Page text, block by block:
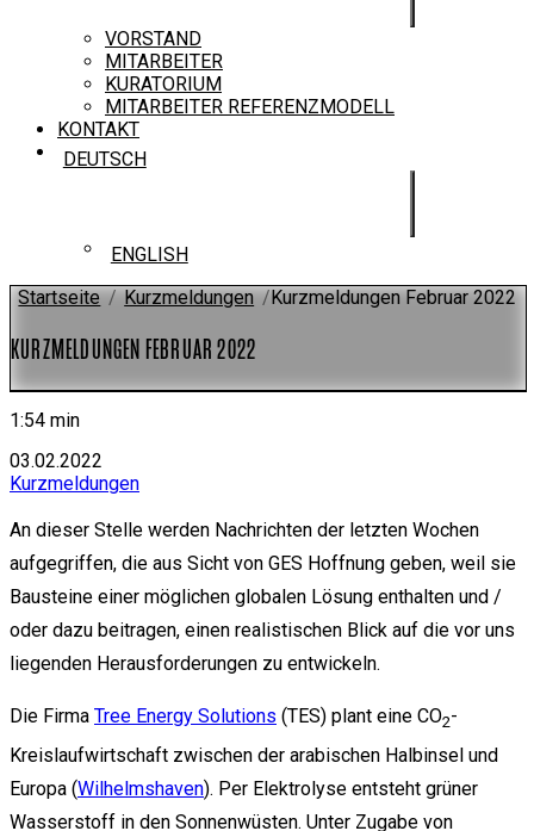
VORSTAND
MITARBEITER
KURATORIUM
MITARBEITER REFERENZMODELL
KONTAKT
DEUTSCH
ENGLISH
Startseite / Kurzmeldungen /Kurzmeldungen Februar 2022
KURZMELDUNGEN FEBRUAR 2022
1:54 min
03.02.2022
Kurzmeldungen
An dieser Stelle werden Nachrichten der letzten Wochen
aufgegriffen, die aus Sicht von GES Hoffnung geben, weil sie
Bausteine einer möglichen globalen Lösung enthalten und /
oder dazu beitragen, einen realistischen Blick auf die vor uns
liegenden Herausforderungen zu entwickeln.
Die Firma Tree Energy Solutions (TES) plant eine CO2-
Kreislaufwirtschaft zwischen der arabischen Halbinsel und
Europa (Wilhelmshaven). Per Elektrolyse entsteht grüner
Wasserstoff in den Sonnenwüsten. Unter Zugabe von